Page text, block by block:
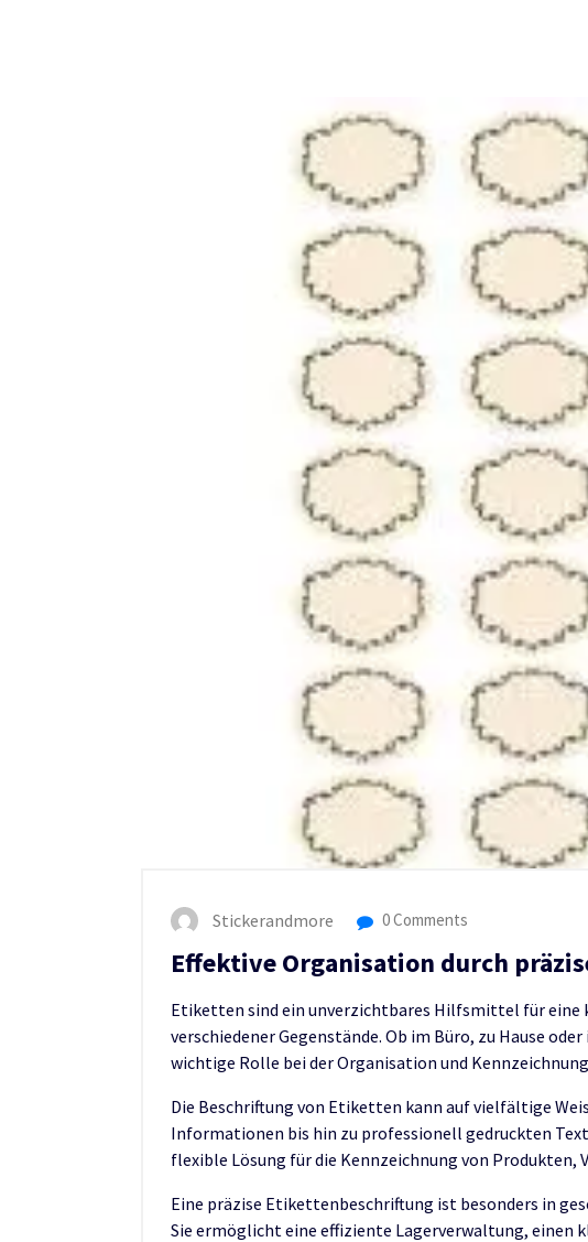
Stickerandmore 0 Comments
Effektive Organisation durch
Etiketten sind ein unverzichtbares Hilfsmittel für eine
verschiedener Gegenstände. Ob im Büro, zu Hause
wichtige Rolle bei der Organisation und
Die Beschriftung von Etiketten kann auf vielfältige
Informationen bis hin zu professionell gedruckten
flexible Lösung für die Kennzeichnung von Produkten,
Eine präzise Etikettenbeschriftung ist besonders in
Sie ermöglicht eine effiziente Lagerverwaltung, einen